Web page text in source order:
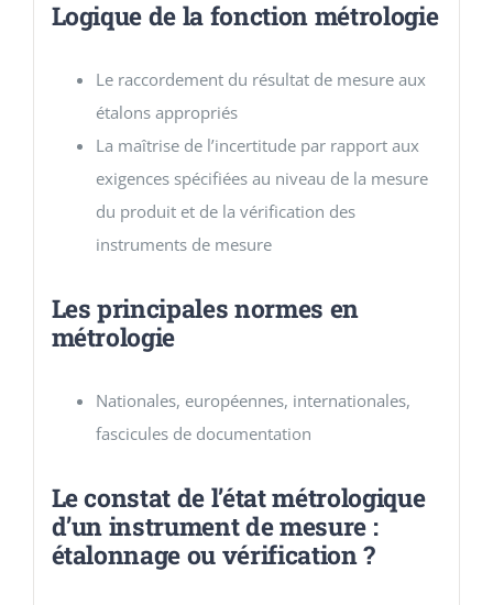
Logique de la fonction métrologie
Le raccordement du résultat de mesure aux
étalons appropriés
La maîtrise de l’incertitude par rapport aux
exigences spécifiées au niveau de la mesure
du produit et de la vérification des
instruments de mesure
Les principales normes en
métrologie
Nationales, européennes, internationales,
fascicules de documentation
Le constat de l’état métrologique
d’un instrument de mesure :
étalonnage ou vérification ?